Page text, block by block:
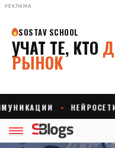
РЕКЛАМА